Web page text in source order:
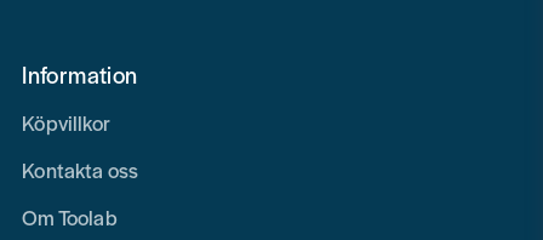
Information
Köpvillkor
Kontakta oss
Om Toolab